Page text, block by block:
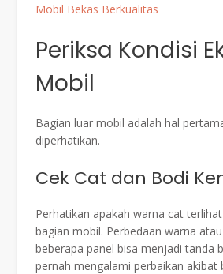
Mobil Bekas Berkualitas
Periksa Kondisi
Mobil
Bagian luar mobil adalah hal
diperhatikan.
Cek Cat dan Bodi
Perhatikan apakah warna cat
bagian mobil. Perbedaan warna
beberapa panel bisa menjadi tanda
pernah mengalami perbaikan akibat